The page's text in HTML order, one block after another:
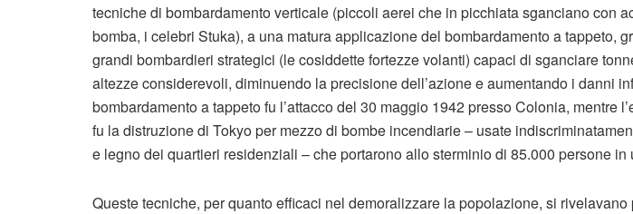
tecniche di bombardamento verticale (piccoli aerei che in picchiata sganciano con
bomba, i celebri Stuka), a una matura applicazione del bombardamento a tappeto,
grandi bombardieri strategici (le cosiddette fortezze volanti) capaci di sganciare
altezze considerevoli, diminuendo la precisione dell’azione e aumentando i danni
bombardamento a tappeto fu l’attacco del 30 maggio 1942 presso Colonia, mentre
fu la distruzione di Tokyo per mezzo di bombe incendiarie – usate
e legno dei quartieri residenziali – che portarono allo sterminio di 85.000 persone in
Queste tecniche, per quanto efficaci nel demoralizzare la popolazione, si